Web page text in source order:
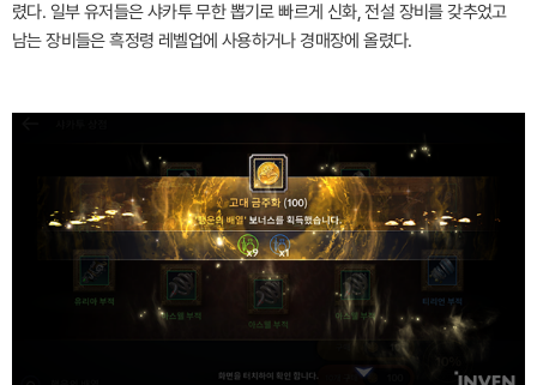
렸다. 일부 유저들은 샤카투 무한 뽑기로 빠르게 신화, 전설 장비를 갖추었고
남는 장비들은 흑정령 레벨업에 사용하거나 경매장에 올렸다.